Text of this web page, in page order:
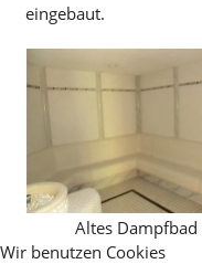
eingebaut.
Altes Dampfbad
Wir benutzen Cookies